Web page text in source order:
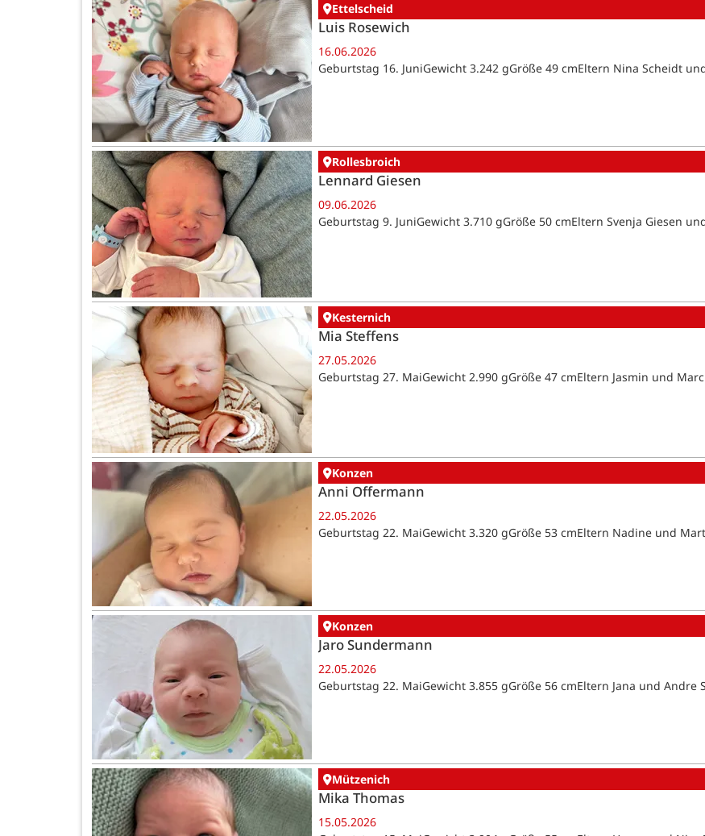
Ettelscheid
Luis Rosewich
16.06.2026
Geburtstag 16. JuniGewicht 3.242 gGröße 49 cmEltern Nina Scheidt
Rollesbroich
Lennard Giesen
09.06.2026
Geburtstag 9. JuniGewicht 3.710 gGröße 50 cmEltern Svenja Giesen
Kesternich
Mia Steffens
27.05.2026
Geburtstag 27. MaiGewicht 2.990 gGröße 47 cmEltern Jasmin und
Konzen
Anni Offermann
22.05.2026
Geburtstag 22. MaiGewicht 3.320 gGröße 53 cmEltern Nadine und
Konzen
Jaro Sundermann
22.05.2026
Geburtstag 22. MaiGewicht 3.855 gGröße 56 cmEltern Jana und Andre
Mützenich
Mika Thomas
15.05.2026